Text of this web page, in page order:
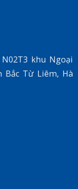
N02T3 khu Ngoại
Bắc Từ Liêm, Hà